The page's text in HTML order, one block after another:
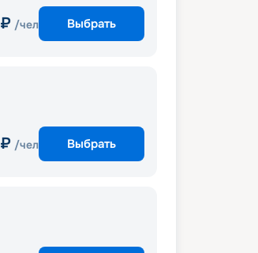
₽ /чел Выбрать
₽ /чел Выбрать